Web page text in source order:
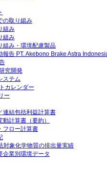
の取り組み
組み
組み
組み・環境配慮製品
報告 PT. Akebono Brake Astra
究開発
ステム
カレンダー
ー
連結包括利益計算書
計算書（要約）
フロー計算書
対象化学物質の排出量実績
業別環境データ